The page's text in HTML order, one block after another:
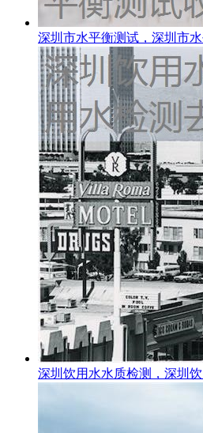
深圳市水平衡测试，深圳市
深圳饮用水水质检测，深圳